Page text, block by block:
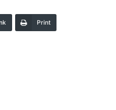
Print